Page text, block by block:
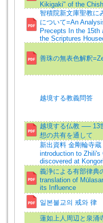
Kikigaki" of the
智積院新文庫聖教に
について=An
Precepts In the 15th
the Scriptures
善珠の無表色解釈
越境する教義問答
越境する仏教 ── 13
想の共有を通して
新出資料 金剛輪寺
introduction to Zhili's
discovered at
義浄による有部律典
translation of
its Influence
일본불교의 戒와 律
蓮如上人周辺と泉涌